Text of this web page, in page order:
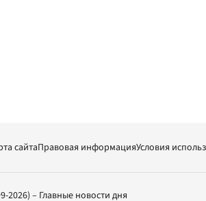
сайтаПравовая информацияУсловия
2026) – Главные новости дня